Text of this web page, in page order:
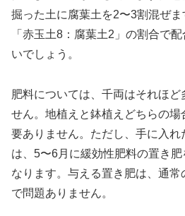
掘った土に腐葉土を2〜3割混ぜま
「赤玉土8：腐葉土2」の割合で
いでしょう。
肥料については、千両はそれほど
せん。地植えと鉢植えどちらの
要ありません。ただし、手に入
は、5〜6月に緩効性肥料の置き肥
なります。与える置き肥は、通
で問題ありません。